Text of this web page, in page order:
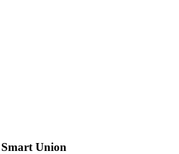
Union